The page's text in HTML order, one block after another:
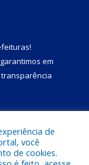
!
em
de
você
de cookies.